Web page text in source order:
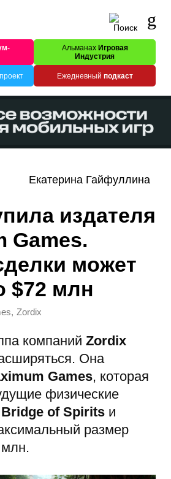
Альманах Игровая
Индустрия
Ежедневный подкаст
Екатерина Гайфуллина
издателя
Games.
может
$72 млн
, Zordix
компаний Zordix
Она
Games, которая
физические
of Spirits и
размер